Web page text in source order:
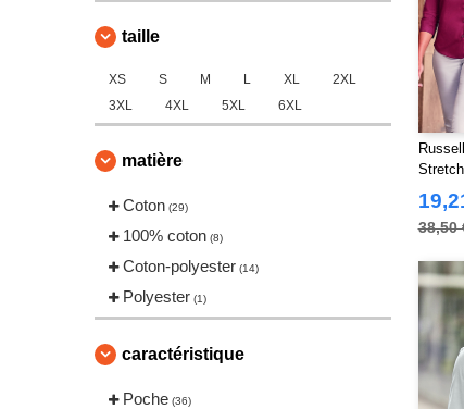
taille
XS S M L XL
2XL
3XL
4XL 5XL 6XL
matière
Coton (29)
100% coton (8)
Coton-polyester (14)
Polyester (1)
caractéristique
Poche (36)
38,50